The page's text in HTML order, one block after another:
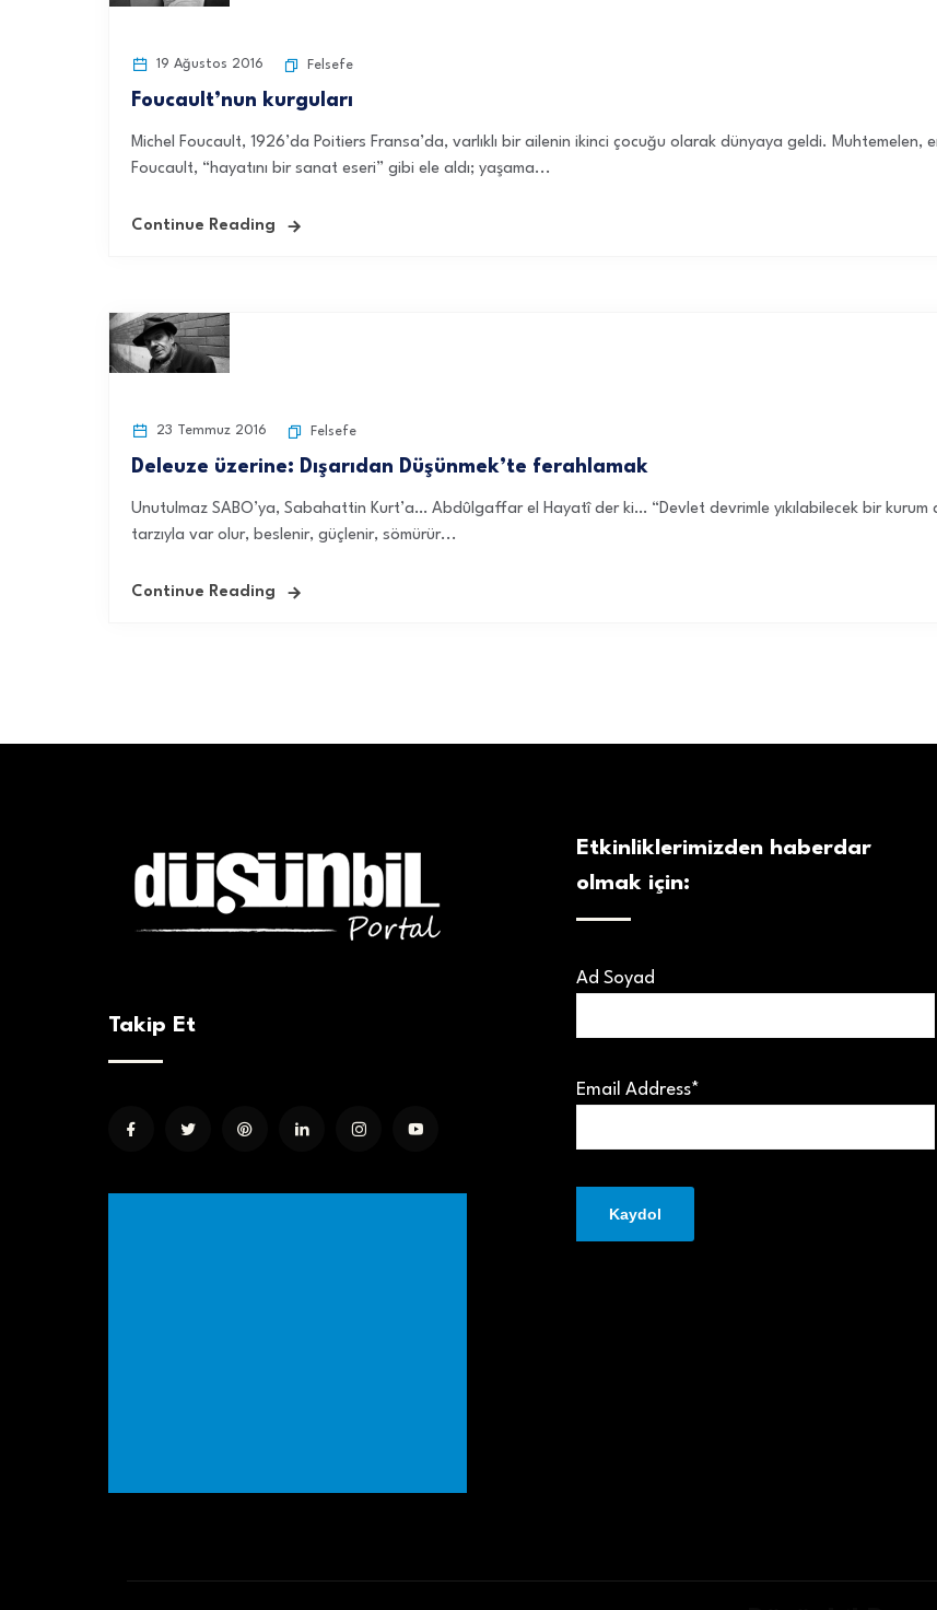
19 Ağustos 2016 Felsefe
Foucault’nun kurguları
Michel Foucault, 1926’da Poitiers Fransa’da, varlıklı bir ailenin ikinci çocuğu olarak dünyaya geldi. Muhtemelen,
Foucault, “hayatını bir sanat eseri” gibi ele aldı; yaşama...
Continue Reading
23 Temmuz 2016 Felsefe
Deleuze üzerine: Dışarıdan Düşünmek’te ferahlamak
Unutulmaz SABO’ya, Sabahattin Kurt’a… Abdûlgaffar el Hayatî der ki… “Devlet devrimle yıkılabilecek bir kurum
tarzıyla var olur, beslenir, güçlenir, sömürür...
Continue Reading
Takip Et
Etkinliklerimizden haberdar
olmak için:
Ad Soyad
Email Address*